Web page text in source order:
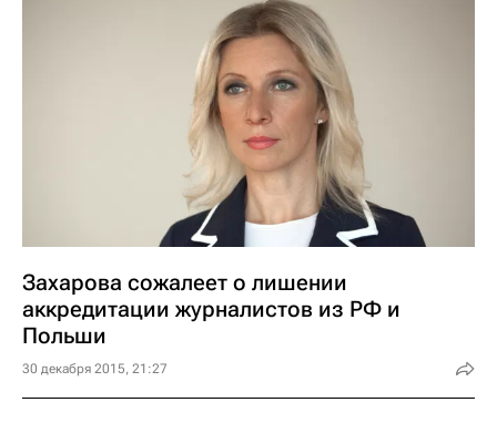
Захарова сожалеет о лишении
аккредитации журналистов из РФ и
Польши
30 декабря 2015, 21:27